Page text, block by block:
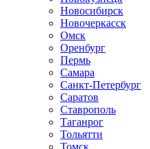
Новосибирск
Новочеркаcск
Омск
Оренбург
Пермь
Самара
Санкт-Петербург
Саратов
Ставрополь
Таганрог
Тольятти
Томск